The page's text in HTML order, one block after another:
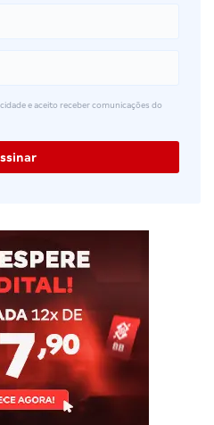
e aceito receber comunicações do